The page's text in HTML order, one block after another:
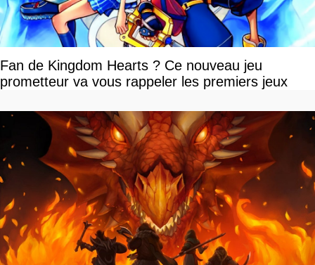
Fan de Kingdom Hearts ? Ce nouveau jeu
prometteur va vous rappeler les premiers jeux